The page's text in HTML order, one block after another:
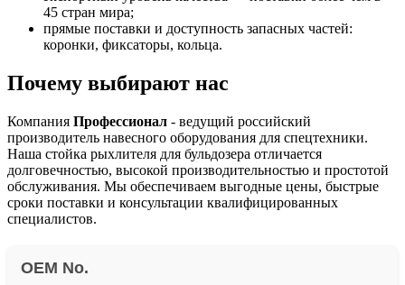
45 стран мира;
прямые поставки и доступность запасных частей:
коронки, фиксаторы, кольца.
Почему выбирают нас
Компания Профессионал - ведущий российский
производитель навесного оборудования для спецтехники.
Наша стойка рыхлителя для бульдозера отличается
долговечностью, высокой производительностью и простотой
обслуживания. Мы обеспечиваем выгодные цены, быстрые
сроки поставки и консультации квалифицированных
специалистов.
OEM No.